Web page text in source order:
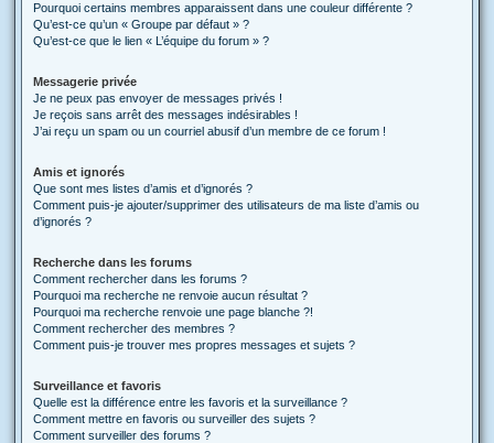
Pourquoi certains membres apparaissent dans une couleur différente ?
Qu’est-ce qu’un « Groupe par défaut » ?
Qu’est-ce que le lien « L’équipe du forum » ?
Messagerie privée
Je ne peux pas envoyer de messages privés !
Je reçois sans arrêt des messages indésirables !
J’ai reçu un spam ou un courriel abusif d’un membre de ce forum !
Amis et ignorés
Que sont mes listes d’amis et d’ignorés ?
Comment puis-je ajouter/supprimer des utilisateurs de ma liste d’amis ou
d’ignorés ?
Recherche dans les forums
Comment rechercher dans les forums ?
Pourquoi ma recherche ne renvoie aucun résultat ?
Pourquoi ma recherche renvoie une page blanche ?!
Comment rechercher des membres ?
Comment puis-je trouver mes propres messages et sujets ?
Surveillance et favoris
Quelle est la différence entre les favoris et la surveillance ?
Comment mettre en favoris ou surveiller des sujets ?
Comment surveiller des forums ?